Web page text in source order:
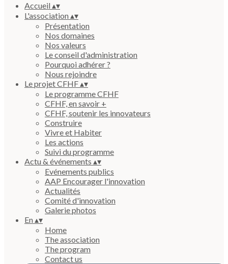
Accueil▴▾
L'association▴▾
Présentation
Nos domaines
Nos valeurs
Le conseil d'administration
Pourquoi adhérer ?
Nous rejoindre
Le projet CFHF▴▾
Le programme CFHF
CFHF, en savoir +
CFHF, soutenir les innovateurs
Construire
Vivre et Habiter
Les actions
Suivi du programme
Actu & événements ▴▾
Evénements publics
AAP Encourager l'innovation
Actualités
Comité d'innovation
Galerie photos
En▴▾
Home
The association
The program
Contact us